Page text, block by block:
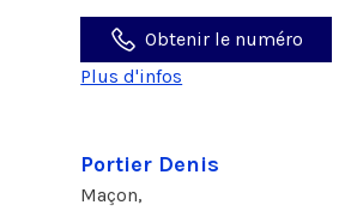
Obtenir le numéro
Plus d'infos
Portier Denis
Maçon,